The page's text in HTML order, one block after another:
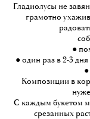
Гладиолусы не
грамотно
●
● один раз в 2-3
Композиции в
С каждым букетом
срезанных